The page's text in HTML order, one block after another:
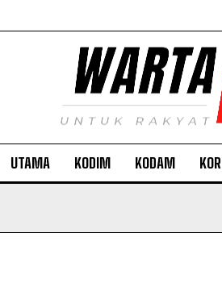
UTAMA KODIM KODAM